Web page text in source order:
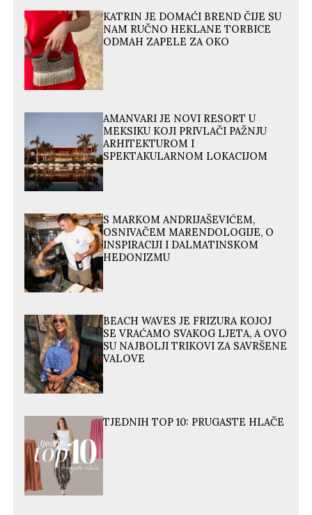
KATRIN JE DOMAĆI BREND ČIJE SU
NAM RUČNO HEKLANE TORBICE
ODMAH ZAPELE ZA OKO
AMANVARI JE NOVI RESORT U
MEKSIKU KOJI PRIVLAČI PAŽNJU
ARHITEKTUROM I
SPEKTAKULARNOM LOKACIJOM
S MARKOM ANDRIJAŠEVIĆEM,
OSNIVAČEM MARENDOLOGIJE, O
INSPIRACIJI I DALMATINSKOM
HEDONIZMU
BEACH WAVES JE FRIZURA KOJOJ
SE VRAĆAMO SVAKOG LJETA, A OVO
SU NAJBOLJI TRIKOVI ZA SAVRŠENE
VALOVE
TJEDNIH TOP 10: PRUGASTE HLAČE